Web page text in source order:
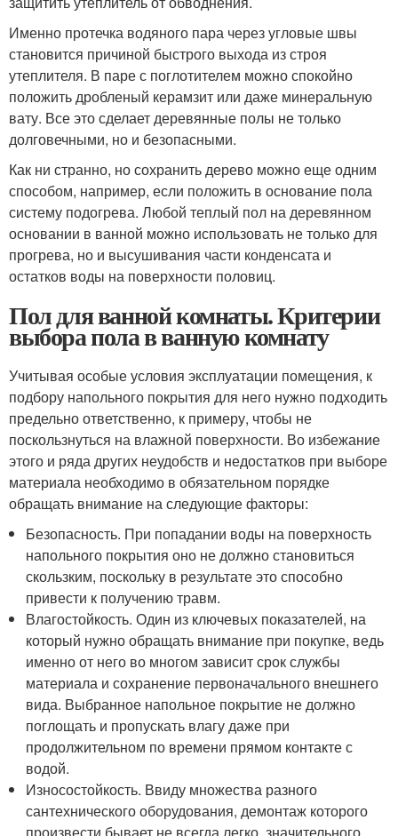
Именно протечка водяного пара через угловые швы
становится причиной быстрого выхода из строя
утеплителя. В паре с поглотителем можно спокойно
положить дробленый керамзит или даже минеральную
вату. Все это сделает деревянные полы не только
долговечными, но и безопасными.
Как ни странно, но сохранить дерево можно еще одним
способом, например, если положить в основание пола
систему подогрева. Любой теплый пол на деревянном
основании в ванной можно использовать не только для
прогрева, но и высушивания части конденсата и
остатков воды на поверхности половиц.
Пол для ванной комнаты. Критерии
выбора пола в ванную комнату
Учитывая особые условия эксплуатации помещения, к
подбору напольного покрытия для него нужно подходить
предельно ответственно, к примеру, чтобы не
поскользнуться на влажной поверхности. Во избежание
этого и ряда других неудобств и недостатков при выборе
материала необходимо в обязательном порядке
обращать внимание на следующие факторы:
Безопасность. При попадании воды на поверхность
напольного покрытия оно не должно становиться
скользким, поскольку в результате это способно
привести к получению травм.
Влагостойкость. Один из ключевых показателей, на
который нужно обращать внимание при покупке, ведь
именно от него во многом зависит срок службы
материала и сохранение первоначального внешнего
вида. Выбранное напольное покрытие не должно
поглощать и пропускать влагу даже при
продолжительном по времени прямом контакте с
водой.
Износостойкость. Ввиду множества разного
сантехнического оборудования, демонтаж которого